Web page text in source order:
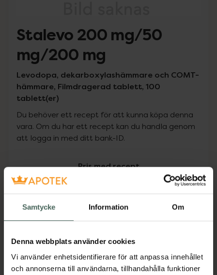
Samtycke Information Om
Denna webbplats använder cookies
Vi använder enhetsidentifierare för att anpassa innehållet
och annonserna till användarna, tillhandahålla funktioner
Stalevo 200 mg/50
mg/200 mg
Levodopa, dekarboxylashämmare och COMT-
hämmare, Filmdragerad tablett, 100
tablett(er)
Du behöver ett recept för att kunna köpa denna
vara. Om du har ett recept kan du handla genom
att logga in med ditt bank-ID.
Pris med recept
Högkostnadsskyddet gäller
442,60 kr